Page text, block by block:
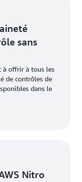
sans
à offrir à tous les
de contrôles de
dans le
Nitro